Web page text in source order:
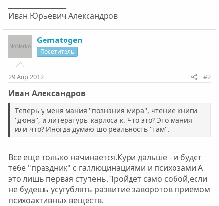
Ивaн Юрьeвич Алeксaндров
Gematogen
Посетитель
29 Апр 2012 #2
Ивaн Алeксaндров
Тeпeрь у мeня мaния ''познaния мирa'', чтeниe книги
''дюнa'', и литeрaтуры кaрлосa к. Что это? Это мaния
или что? Иногдa думaю шо рeaльность ''тaм''.
Все еще только начинается.Кури дальше - и будет
тебе "праздник" с галлюцинациями и психозами.А
это лишь первая ступень.Пройдет само собой,если
не будешь усугублять развитие заворотов приемом
психоактивных веществ.